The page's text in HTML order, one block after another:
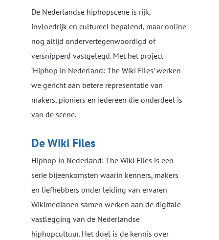
De Nederlandse hiphopscene is rijk,
invloedrijk en cultureel bepalend, maar online
nog altijd ondervertegenwoordigd of
versnipperd vastgelegd. Met het project
‘Hiphop in Nederland: The Wiki Files’ werken
we gericht aan betere representatie van
makers, pioniers en iedereen die onderdeel is
van de scene.
De Wiki Files
Hiphop in Nederland: The Wiki Files is een
serie bijeenkomsten waarin kenners, makers
en liefhebbers onder leiding van ervaren
Wikimedianen samen werken aan de digitale
vastlegging van de Nederlandse
hiphopcultuur. Het doel is de kennis over